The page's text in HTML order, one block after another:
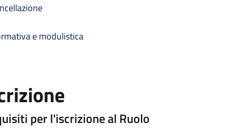
e modulistica
per l'iscrizione al Ruolo